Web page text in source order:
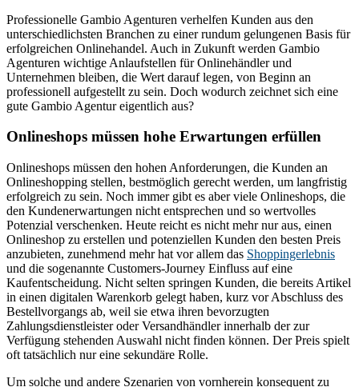
Professionelle Gambio Agenturen verhelfen Kunden aus den
unterschiedlichsten Branchen zu einer rundum gelungenen Basis für
erfolgreichen Onlinehandel. Auch in Zukunft werden Gambio
Agenturen wichtige Anlaufstellen für Onlinehändler und
Unternehmen bleiben, die Wert darauf legen, von Beginn an
professionell aufgestellt zu sein. Doch wodurch zeichnet sich eine
gute Gambio Agentur eigentlich aus?
Onlineshops müssen hohe Erwartungen erfüllen
Onlineshops müssen den hohen Anforderungen, die Kunden an
Onlineshopping stellen, bestmöglich gerecht werden, um langfristig
erfolgreich zu sein. Noch immer gibt es aber viele Onlineshops, die
den Kundenerwartungen nicht entsprechen und so wertvolles
Potenzial verschenken. Heute reicht es nicht mehr nur aus, einen
Onlineshop zu erstellen und potenziellen Kunden den besten Preis
anzubieten, zunehmend mehr hat vor allem das Shoppingerlebnis
und die sogenannte Customers-Journey Einfluss auf eine
Kaufentscheidung. Nicht selten springen Kunden, die bereits Artikel
in einen digitalen Warenkorb gelegt haben, kurz vor Abschluss des
Bestellvorgangs ab, weil sie etwa ihren bevorzugten
Zahlungsdienstleister oder Versandhändler innerhalb der zur
Verfügung stehenden Auswahl nicht finden können. Der Preis spielt
oft tatsächlich nur eine sekundäre Rolle.
Um solche und andere Szenarien von vornherein konsequent zu